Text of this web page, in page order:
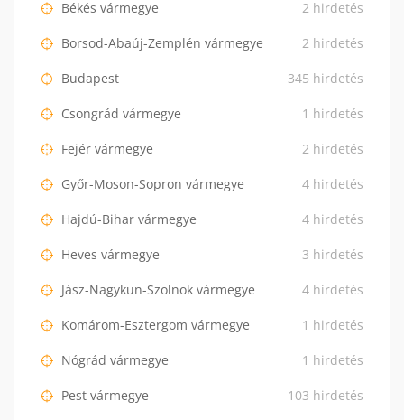
Békés vármegye 2 hirdetés
Borsod-Abaúj-Zemplén vármegye 2 hirdetés
Budapest 345 hirdetés
Csongrád vármegye 1 hirdetés
Fejér vármegye 2 hirdetés
Győr-Moson-Sopron vármegye 4 hirdetés
Hajdú-Bihar vármegye 4 hirdetés
Heves vármegye 3 hirdetés
Jász-Nagykun-Szolnok vármegye 4 hirdetés
Komárom-Esztergom vármegye 1 hirdetés
Nógrád vármegye 1 hirdetés
Pest vármegye 103 hirdetés